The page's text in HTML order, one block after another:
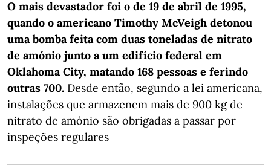
O mais devastador foi o de 19 de abril de 1995,
quando o americano Timothy McVeigh detonou
uma bomba feita com duas toneladas de nitrato
de amónio junto a um edifício federal em
Oklahoma City, matando 168 pessoas e ferindo
outras 700. Desde então, segundo a lei americana,
instalações que armazenem mais de 900 kg de
nitrato de amónio são obrigadas a passar por
inspeções regulares